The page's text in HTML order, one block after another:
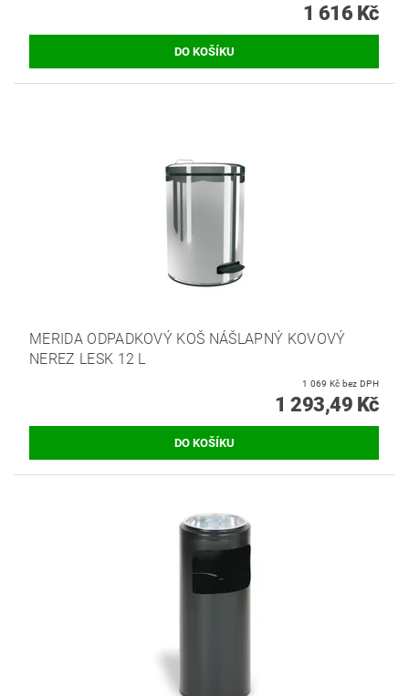
1 616 Kč
MERIDA ODPADKOVÝ KOŠ NÁŠLAPNÝ KOVOVÝ
NEREZ LESK 12 L
1 069 Kč bez DPH
1 293,49 Kč